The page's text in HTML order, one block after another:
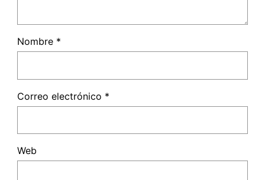
Nombre *
Correo electrónico *
Web